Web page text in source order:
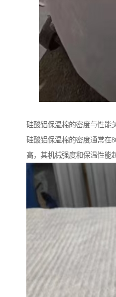
硅酸铝保温棉的密度与性能
硅酸铝保温棉的密度通常在
高，其机械强度和保温性能